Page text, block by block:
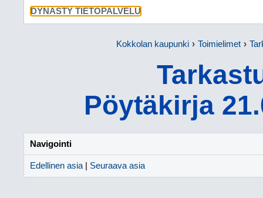
DYNASTY TIETOPALVELU
Kokkolan kaupunki Toimielimet
Pöytäkirja
Navigointi
Edellinen asia Seuraava asia